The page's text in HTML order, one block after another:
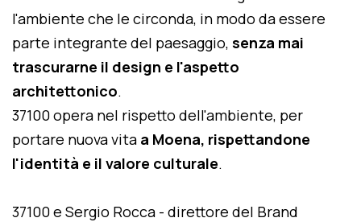
l'ambiente che le circonda, in modo da essere
parte integrante del paesaggio, senza mai
trascurarne il design e l'aspetto
architettonico.
37100 opera nel rispetto dell'ambiente, per
portare nuova vita a Moena, rispettandone
l'identità e il valore culturale.
37100 e Sergio Rocca - direttore del Brand